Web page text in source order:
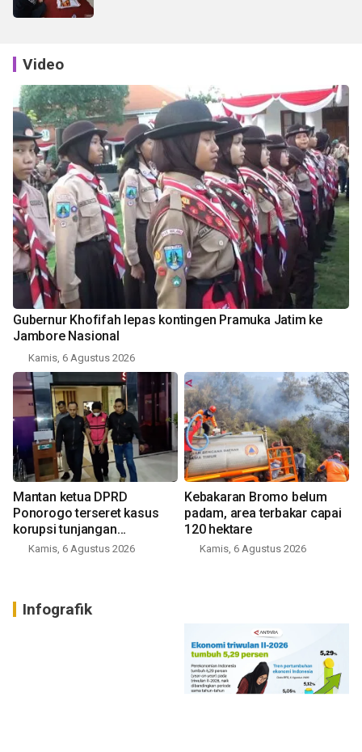
Video
Gubernur Khofifah lepas kontingen Pramuka Jatim ke
Jambore Nasional
Kamis, 6 Agustus 2026
Mantan ketua DPRD
Ponorogo terseret kasus
korupsi tunjangan
perumahan
Kamis, 6 Agustus 2026
Kebakaran Bromo belum
padam, area terbakar capai
120 hektare
Kamis, 6 Agustus 2026
Infografik